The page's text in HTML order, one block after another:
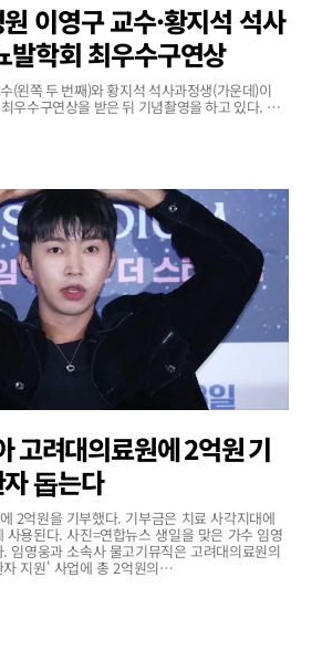
이영구 교수·황지석 석사
발학회 최우수구연상
(왼쪽 두 번째)와 황지석 석사과정생(가운데)이
우수구연상을 받은 뒤 기념촬영을 하고 있다. 사
일 열린 ‘2026년…
고려대의료원에 2억원 기
돕는다
2억원을 기부했다. 기부금은 치료 사각지대에
용된다. 사진=연합뉴스 생일을 맞은 가수 임영
임영웅과 소속사 물고기뮤직은 고려대의료원의
자 지원' 사업에 총 2억원의…